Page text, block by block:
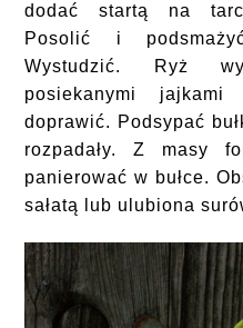
dodać startą na
Posolić i
Wystudzić. Ryż
posiekanymi
doprawić. Podsypać
rozpadały. Z masy
panierować w bułce.
sałatą lub ulubiona